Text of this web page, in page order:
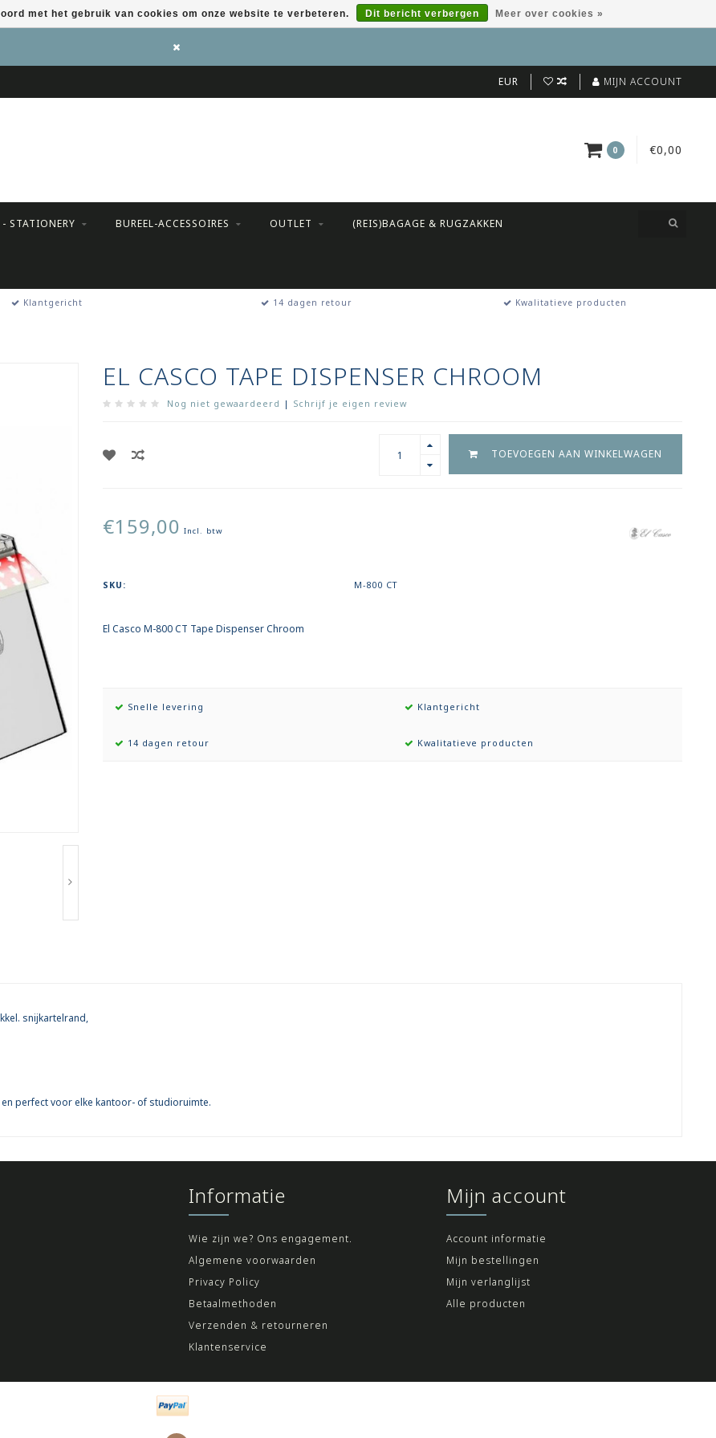
EUR MIJN ACCOUNT
0 €0,00
STATIONERY BUREEL-ACCESSOIRES OUTLET (REIS)BAGAGE & RUGZAKKEN
Klantgericht 14 dagen retour Kwalitatieve producten
EL CASCO TAPE DISPENSER CHROOM
Nog niet gewaardeerd | Schrijf je eigen review
TOEVOEGEN AAN WINKELWAGEN
€159,00 Incl. btw
SKU: M-800 CT
El Casco M-800 CT Tape Dispenser Chroom
Snelle levering Klantgericht
14 dagen retour Kwalitatieve producten
snijkartelrand,
perfect voor elke kantoor- of studioruimte.
met het gebruik van cookies om onze website te verbeteren. Dit bericht verbergen Meer over cookies »
Informatie
Wie zijn we? Ons engagement.
Algemene voorwaarden
Privacy Policy
Betaalmethoden
Verzenden & retourneren
Klantenservice
Mijn account
Account informatie
Mijn bestellingen
Mijn verlanglijst
Alle producten